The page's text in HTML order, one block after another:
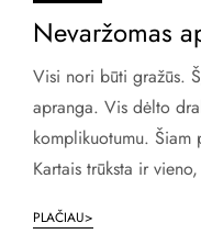
Nevaržomas
Visi nori būti gražūs.
apranga. Vis dėlto
komplikuotumu.
Kartais trūksta ir
PLAČIAU>